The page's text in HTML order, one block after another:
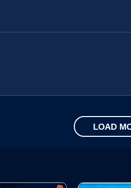
LOAD